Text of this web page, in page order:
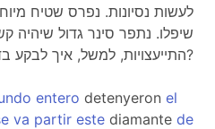
לעשות נסיונות. נפרס שטיח
שיפלו. נתפר סינר גדול שיהיה
התייעצויות, למשל, איך לבקע בדיוק בנקודות עם דפקט?
entero detenyeron el
va partir este diamante de